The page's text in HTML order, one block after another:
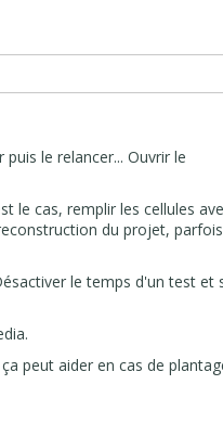
le relancer... Ouvrir le
le cas, remplir les cellules
du projet, parfois
le temps d'un test et
peut aider en cas de